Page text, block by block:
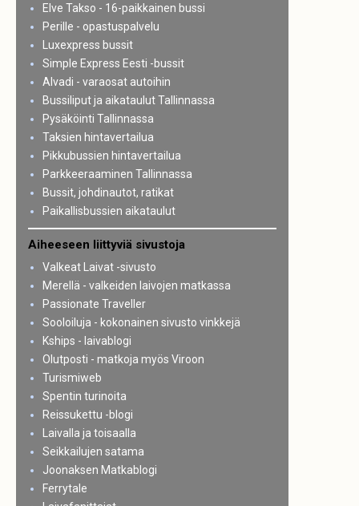
Elve Takso - 16-paikkainen bussi
Perille - opastuspalvelu
Luxexpress bussit
Simple Express Eesti -bussit
Alvadi - varaosat autoihin
Bussiliput ja aikataulut Tallinnassa
Pysäköinti Tallinnassa
Taksien hintavertailua
Pikkubussien hintavertailua
Parkkeeraaminen Tallinnassa
Bussit, johdinautot, ratikat
Paikallisbussien aikataulut
Aiheeseen liittyviä sivustoja
Valkeat Laivat -sivusto
Merellä - valkeiden laivojen matkassa
Passionate Traveller
Sooloiluja - kokonainen sivusto vinkkejä
Kships - laivablogi
Olutposti - matkoja myös Viroon
Turismiweb
Spentin turinoita
Reissukettu -blogi
Laivalla ja toisaalla
Seikkailujen satama
Joonaksen Matkablogi
Ferrytale